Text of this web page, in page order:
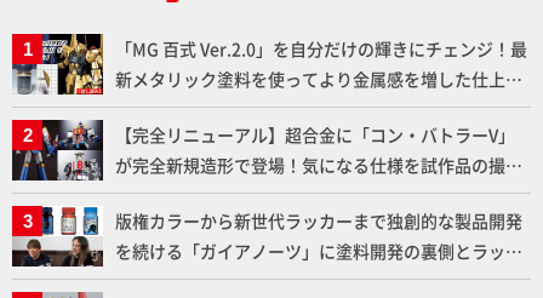
「MG 百式 Ver.2.0」を自分だけの輝きにチェンジ！最
新メタリック塗料を使ってより金属感を増した仕上が
りに!!【試し読み】
【完全リニューアル】超合金に「コン・バトラーV」
が完全新規造形で登場！気になる仕様を試作品の撮り
下ろしでご紹介!!さらに「大鉄人17」＆「ワンエイ
ト」セット情報もお届け！【超合金の魂】
版権カラーから新世代ラッカーまで独創的な製品開発
を続ける「ガイアノーツ」に塗料開発の裏側とラッカ
ー塗料の未来についてインタビュー！